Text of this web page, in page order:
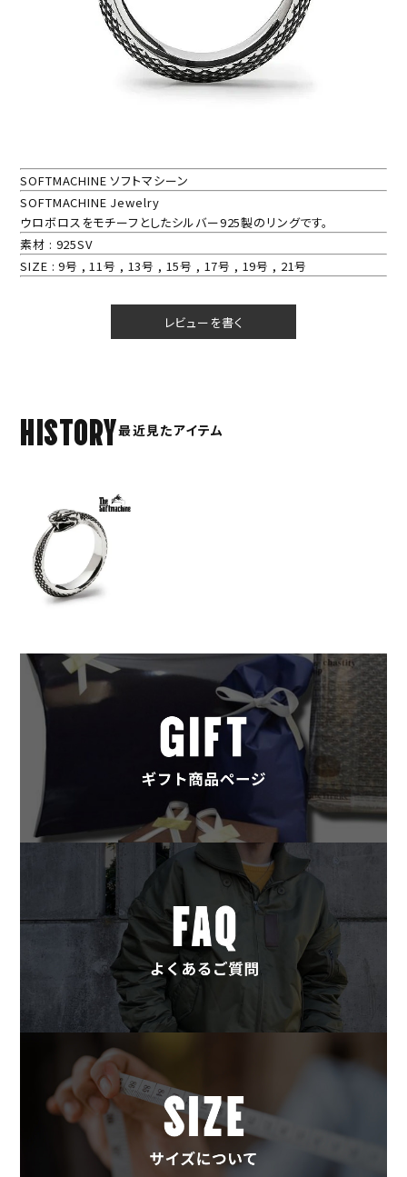
SOFTMACHINE ソフトマシーン
SOFTMACHINE Jewelry
ウロボロスをモチーフとしたシルバー925製のリングです。
素材 : 925SV
SIZE : 9号 , 11号 , 13号 , 15号 , 17号 , 19号 , 21号
レビューを書く
HISTORY最近見たアイテム